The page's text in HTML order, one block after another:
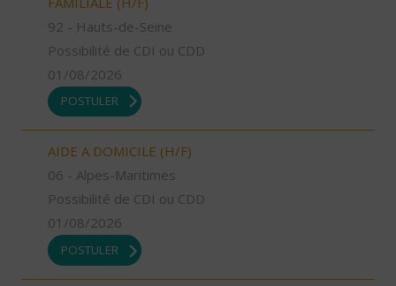
92 - Hauts-de-Seine
Possibilité de CDI ou CDD
01/08/2026
POSTULER
AIDE A DOMICILE (H/F)
06 - Alpes-Maritimes
Possibilité de CDI ou CDD
01/08/2026
POSTULER